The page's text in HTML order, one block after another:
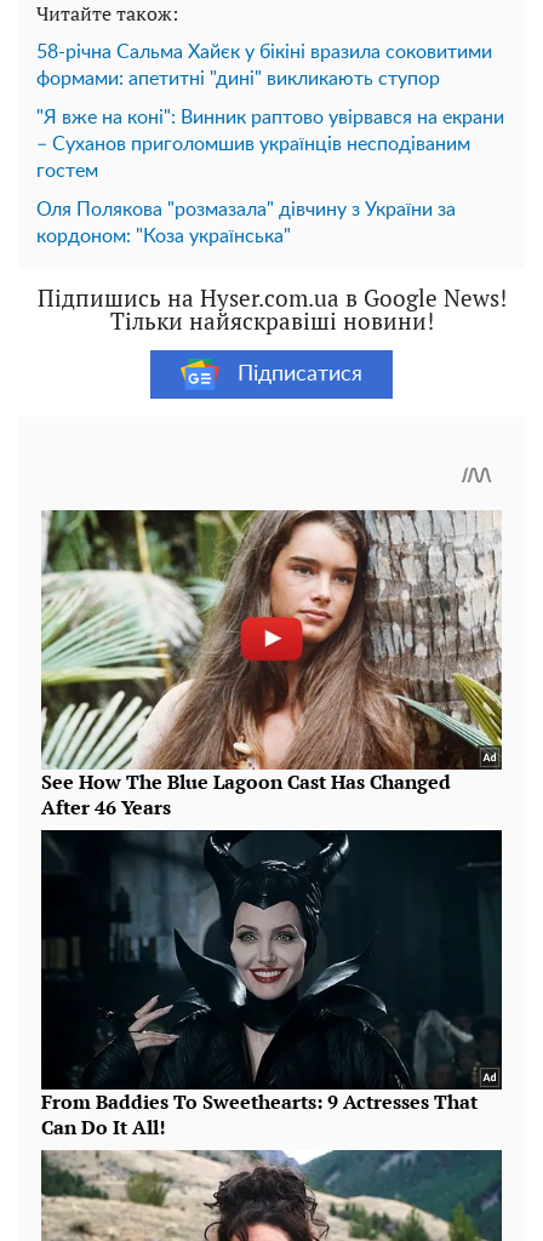
Читайте також:
58-річна Сальма Хайєк у бікіні вразила соковитими
формами: апетитні "дині" викликають ступор
"Я вже на коні": Винник раптово увірвався на екрани
– Суханов приголомшив українців несподіваним
гостем
Оля Полякова "розмазала" дівчину з України за
кордоном: "Коза українська"
Підпишись на Hyser.com.ua в Google News!
Тільки найяскравіші новини!
Підписатися